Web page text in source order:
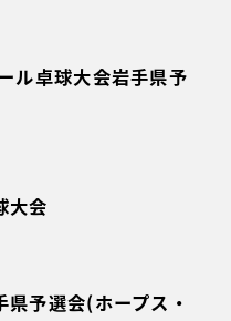
ル卓球大会岩手県予
大会
予選会(ホープス・